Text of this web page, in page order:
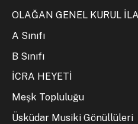
OLAĞAN GENEL KURUL
A Sınıfı
B Sınıfı
İCRA HEYETİ
Meşk Topluluğu
Üsküdar Musiki Gönüllüleri